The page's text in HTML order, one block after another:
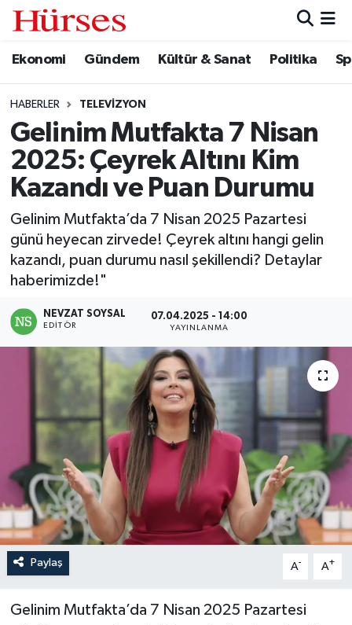
Ekonomi Gündem Kültür & Sanat Politika
HABERLER TELEVIZYON
Gelinim Mutfakta 7 Nisan
2025: Çeyrek Altını Kim
Kazandı ve Puan Durumu
Gelinim Mutfakta’da 7 Nisan 2025 Pazartesi
günü heyecan zirvede! Çeyrek altını hangi gelin
kazandı, puan durumu nasıl şekillendi? Detaylar
haberimizde!"
NEVZAT SOYSAL
EDITÖR
07.04.2025 - 14:00
YAYINLANMA
Paylaş A- A+
Gelinim Mutfakta’da 7 Nisan 2025 Pazartesi
Ekonomi
Gündem
Kültür & Sanat
Politika
Spor
Turizm
Hava Durumu
Trafik Durumu
Süper Lig Puan Durumu ve Fikstür
Tüm Manşetler
Son Dakika Haberleri
Haber Arşivi